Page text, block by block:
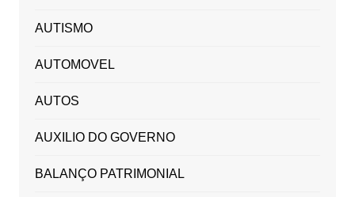
AUTISMO
AUTOMOVEL
AUTOS
AUXILIO DO GOVERNO
BALANÇO PATRIMONIAL